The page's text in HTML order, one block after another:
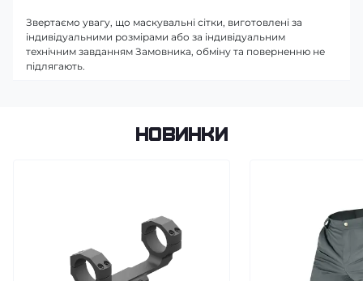
Звертаємо увагу, що маскувальні сітки, виготовлені за
індивідуальними розмірами або за індивідуальним
технічним завданням Замовника, обміну та поверненню не
підлягають.
Новинки